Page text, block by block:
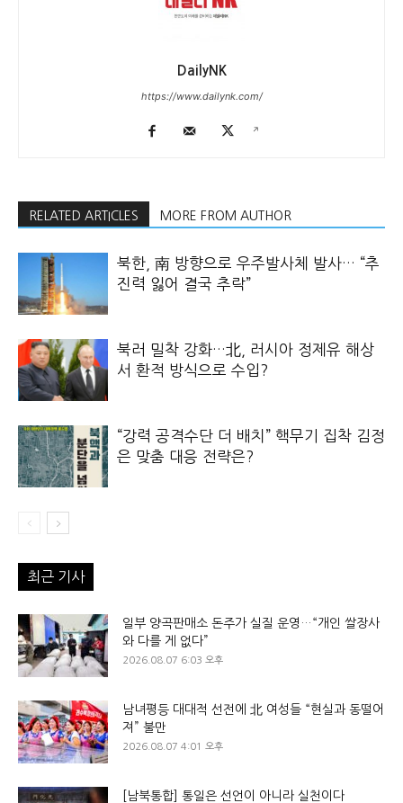
DailyNK
https://www.dailynk.com/
RELATED ARTICLES MORE FROM AUTHOR
북한, 南 방향으로 우주발사체 발사… “추
진력 잃어 결국 추락”
북러 밀착 강화…北, 러시아 정제유 해상
서 환적 방식으로 수입?
“강력 공격수단 더 배치” 핵무기 집착 김정
은 맞춤 대응 전략은?
최근 기사
일부 양곡판매소 돈주가 실질 운영…“개인 쌀장사
와 다를 게 없다”
2026.08.07 6:03 오후
남녀평등 대대적 선전에 北 여성들 “현실과 동떨어
져” 불만
2026.08.07 4:01 오후
[남북통합] 통일은 선언이 아니라 실천이다